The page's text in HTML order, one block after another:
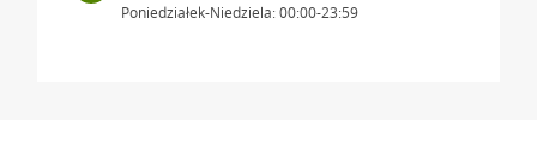
Poniedziałek-Niedziela: 00:00-23:59